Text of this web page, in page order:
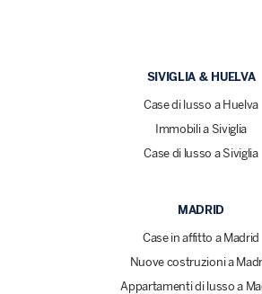
SIVIGLIA & HUELVA
Case di lusso a Huelva
Immobili a Siviglia
Case di lusso a Siviglia
MADRID
Case in affitto a Madrid
Nuove costruzioni a
Appartamenti di lusso a